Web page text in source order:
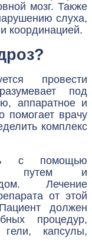
мозг. Также
слуха,
координацией.
провести
под
аппаратное и
помогает врачу
комплекс
с помощью
путем и
Лечение
от этой
должен
процедур,
капсулы,